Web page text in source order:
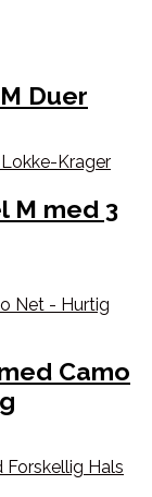
Duer
M med 3
Camo